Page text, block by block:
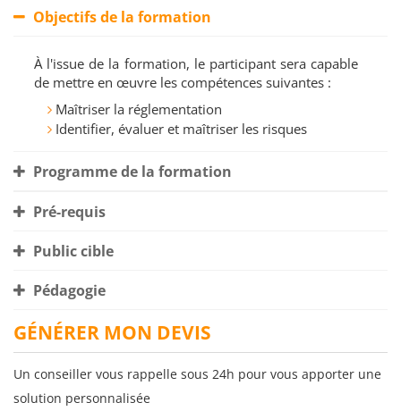
Objectifs de la formation
À l'issue de la formation, le participant sera capable
de mettre en œuvre les compétences suivantes :
Maîtriser la réglementation
Identifier, évaluer et maîtriser les risques
Programme de la formation
Pré-requis
Public cible
Pédagogie
GÉNÉRER MON DEVIS
Un conseiller vous rappelle sous 24h pour vous apporter une
solution personnalisée